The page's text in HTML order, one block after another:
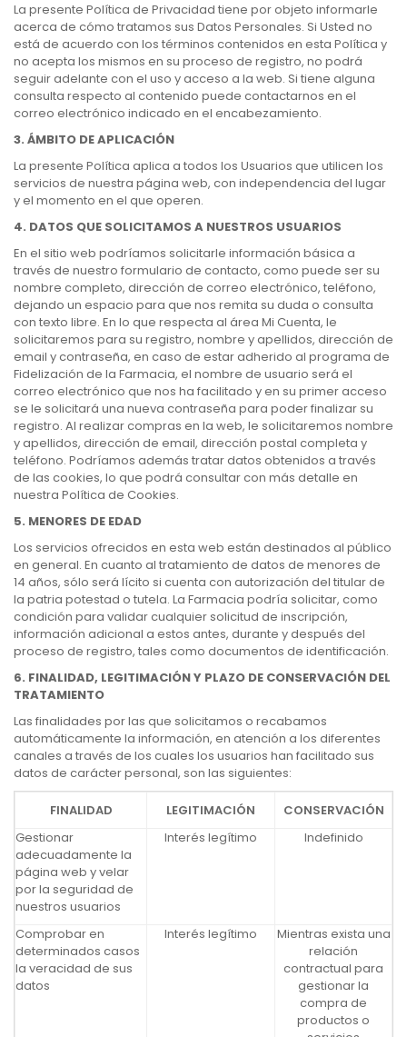
La presente Política de Privacidad tiene por objeto informarle
acerca de cómo tratamos sus Datos Personales. Si Usted no
está de acuerdo con los términos contenidos en esta Política y
no acepta los mismos en su proceso de registro, no podrá
seguir adelante con el uso y acceso a la web. Si tiene alguna
consulta respecto al contenido puede contactarnos en el
correo electrónico indicado en el encabezamiento.
3. ÁMBITO DE APLICACIÓN
La presente Política aplica a todos los Usuarios que utilicen los
servicios de nuestra página web, con independencia del lugar
y el momento en el que operen.
4. DATOS QUE SOLICITAMOS A NUESTROS USUARIOS
En el sitio web podríamos solicitarle información básica a
través de nuestro formulario de contacto, como puede ser su
nombre completo, dirección de correo electrónico, teléfono,
dejando un espacio para que nos remita su duda o consulta
con texto libre. En lo que respecta al área Mi Cuenta, le
solicitaremos para su registro, nombre y apellidos, dirección de
email y contraseña, en caso de estar adherido al programa de
Fidelización de la Farmacia, el nombre de usuario será el
correo electrónico que nos ha facilitado y en su primer acceso
se le solicitará una nueva contraseña para poder finalizar su
registro. Al realizar compras en la web, le solicitaremos nombre
y apellidos, dirección de email, dirección postal completa y
teléfono. Podríamos además tratar datos obtenidos a través
de las cookies, lo que podrá consultar con más detalle en
nuestra Política de Cookies.
5. MENORES DE EDAD
Los servicios ofrecidos en esta web están destinados al público
en general. En cuanto al tratamiento de datos de menores de
14 años, sólo será lícito si cuenta con autorización del titular de
la patria potestad o tutela. La Farmacia podría solicitar, como
condición para validar cualquier solicitud de inscripción,
información adicional a estos antes, durante y después del
proceso de registro, tales como documentos de identificación.
6. FINALIDAD, LEGITIMACIÓN Y PLAZO DE CONSERVACIÓN DEL
TRATAMIENTO
Las finalidades por las que solicitamos o recabamos
automáticamente la información, en atención a los diferentes
canales a través de los cuales los usuarios han facilitado sus
datos de carácter personal, son las siguientes:
FINALIDAD LEGITIMACIÓN
CONSERVACIÓN
Gestionar
adecuadamente la
página web y velar
por la seguridad de
nuestros usuarios
Interés legítimo Indefinido
Comprobar en
determinados casos
la veracidad de sus
datos
Interés legítimo
Mientras exista una
relación
contractual para
gestionar la
compra de
productos o